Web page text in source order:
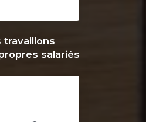
travaillons
salariés